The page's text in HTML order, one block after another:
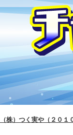
（株）つく実や（２０１